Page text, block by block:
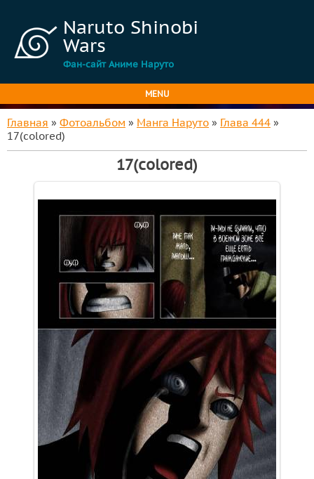
Naruto Shinobi
Wars
Фан-сайт Аниме Наруто
MENU
Главная » Фотоальбом » Манга Наруто » Глава 444 »
17(colored)
17(colored)